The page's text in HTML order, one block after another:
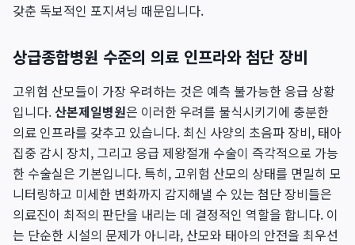
갖춘 독보적인 포지셔닝 때문입니다.
상급종합병원 수준의 의료 인프라와 첨단 장비
고위험 산모들이 가장 우려하는 것은 예측 불가능한 응급 상황
입니다.산본제일병원은 이러한 우려를 불식시키기에 충분한
의료 인프라를 갖추고 있습니다. 최신 사양의 초음파 장비, 태아
집중 감시 장치, 그리고 응급 제왕절개 수술이 즉각적으로 가능
한 수술실은 기본입니다. 특히, 고위험 산모의 상태를 면밀히 모
니터링하고 미세한 변화까지 감지해낼 수 있는 첨단 장비들은
의료진이 최적의 판단을 내리는 데 결정적인 역할을 합니다. 이
는 단순한 시설의 문제가 아니라, 산모와 태아의 안전을 최우선